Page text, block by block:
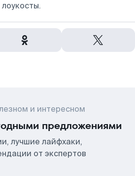
и интересном
предложениями
лучшие лайфхаки,
от экспертов